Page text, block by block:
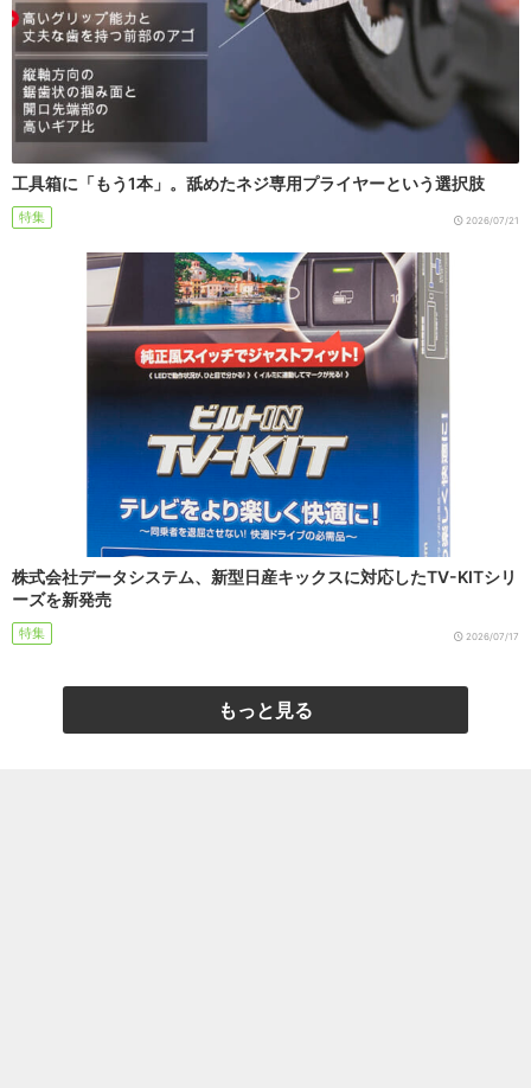
工具箱に「もう1本」。舐めたネジ専用プライヤーという選択肢
特集 2026/07/21
株式会社データシステム、新型日産キックスに対応したTV-KITシリ
ーズを新発売
特集 2026/07/17
もっと見る